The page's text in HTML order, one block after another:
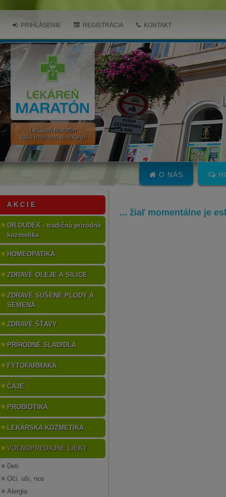
Lekáreň Maratón
Vaša internetová lekáreň
PRIHLÁSENIE REGISTRÁCIA KONTAKT
O NÁS
A K C I E
DR.DUDEK - tradičná prírodná
kozmetika
HOMEOPATIKÁ
ZDRAVÉ OLEJE A SILICE
ZDRAVÉ SUŠENÉ PLODY A
SEMENÁ
ZDRAVÉ ŠŤAVY
PRÍRODNÉ SLADIDLÁ
FYTOFARMAKÁ
ČAJE
PROBIOTIKÁ
LEKÁRSKA KOZMETIKA
VOĽNOPREDAJNÉ LIEKY
Deti
Oči, uši, nos
Alergia
... žiaľ momentálne je